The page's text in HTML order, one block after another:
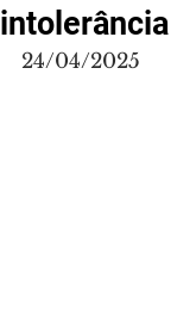
24/04/2025